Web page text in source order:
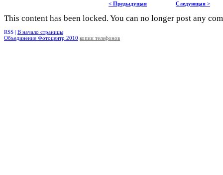
< Предыдущая Следующая >
This content has been locked. You can no longer post any
RSS | В начало страницы
Объединение Фотоцентр 2010 копии телефонов